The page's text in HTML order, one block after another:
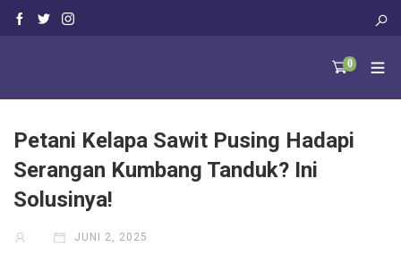
0
Petani Kelapa Sawit Pusing Hadapi
Serangan Kumbang Tanduk? Ini
Solusinya!
JUNI 2, 2025